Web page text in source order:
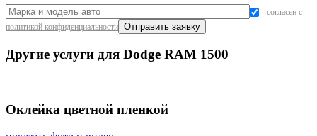
согласен с
политикой конфиденциальности
Другие услуги для Dodge RAM 1500
Оклейка цветной пленкой